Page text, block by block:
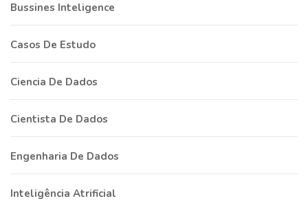
Bussines Inteligence
Casos De Estudo
Ciencia De Dados
Cientista De Dados
Engenharia De Dados
Inteligência Atrificial